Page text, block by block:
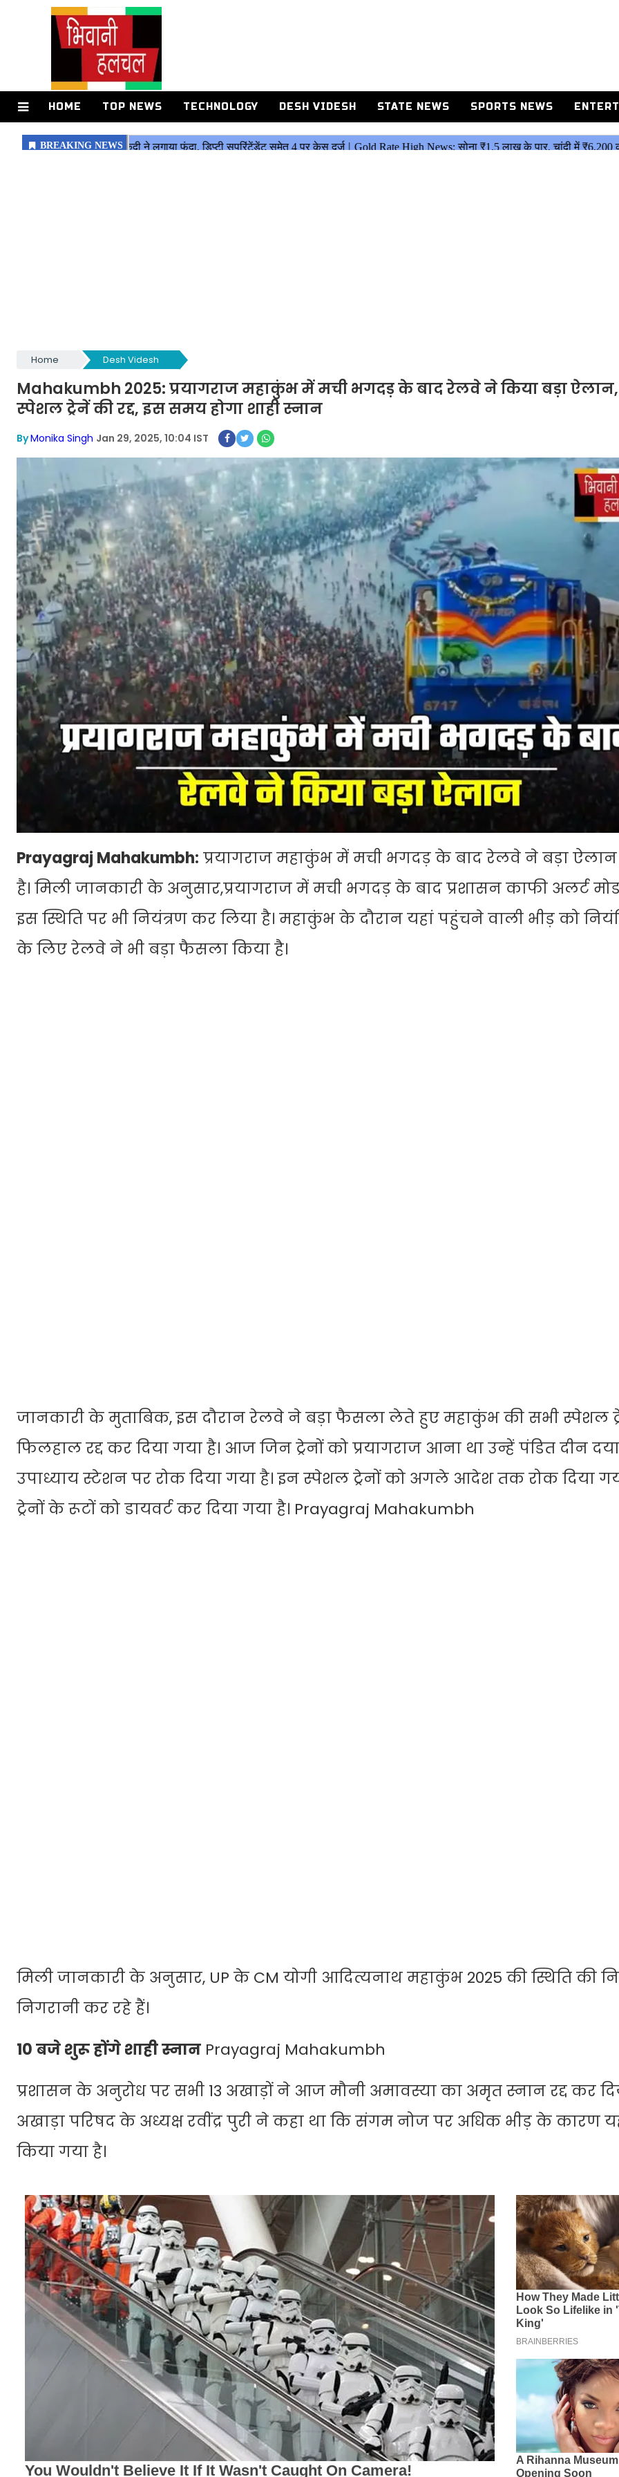
HOME TOP NEWS TECHNOLOGY DESH VIDESH STATE NEWS SPORTS NEWS
Home Desh Videsh
Mahakumbh 2025: प्रयागराज महाकुंभ में मची भगदड़ के बाद रेलवे ने किया बड़ा
स्पेशल ट्रेनें की रद्द, इस समय होगा शाही स्नान
ByMonika Singh Jan 29, 2025, 10:04 IST
Prayagraj Mahakumbh: प्रयागराज महाकुंभ में मची भगदड़ के बाद रेलवे ने बड़ा ऐलान
है। मिली जानकारी के अनुसार,प्रयागराज में मची भगदड़ के बाद प्रशासन काफी अलर्ट
इस स्थिति पर भी नियंत्रण कर लिया है। महाकुंभ के दौरान यहां पहुंचने वाली भीड़ को
के लिए रेलवे ने भी बड़ा फैसला किया है।
जानकारी के मुताबिक, इस दौरान रेलवे ने बड़ा फैसला लेते हुए महाकुंभ की सभी स्पेशल
फिलहाल रद्द कर दिया गया है। आज जिन ट्रेनों को प्रयागराज आना था उन्हें पंडित दीन
उपाध्याय स्टेशन पर रोक दिया गया है। इन स्पेशल ट्रेनों को अगले आदेश तक रोक दिया
ट्रेनों के रूटों को डायवर्ट कर दिया गया है। Prayagraj Mahakumbh
मिली जानकारी के अनुसार, UP के CM योगी आदित्यनाथ महाकुंभ 2025 की स्थिति की
निगरानी कर रहे हैं।
10 बजे शुरू होंगे शाही स्नान Prayagraj Mahakumbh
प्रशासन के अनुरोध पर सभी 13 अखाड़ों ने आज मौनी अमावस्या का अमृत स्नान रद्द कर
अखाड़ा परिषद के अध्यक्ष रवींद्र पुरी ने कहा था कि संगम नोज पर अधिक भीड़ के कारण
किया गया है।